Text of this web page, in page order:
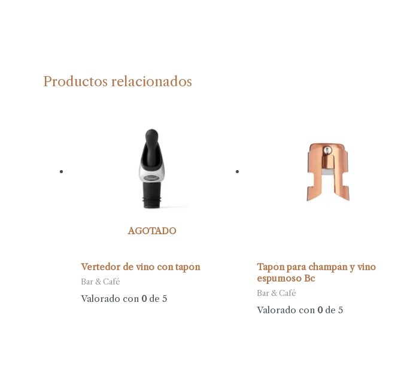
Productos relacionados
AGOTADO
Vertedor de vino con tapón
Bar & Café
Valorado con 0de 5
Tapón para champán y vino
espumoso Bc
Bar & Café
Valorado con 0de 5